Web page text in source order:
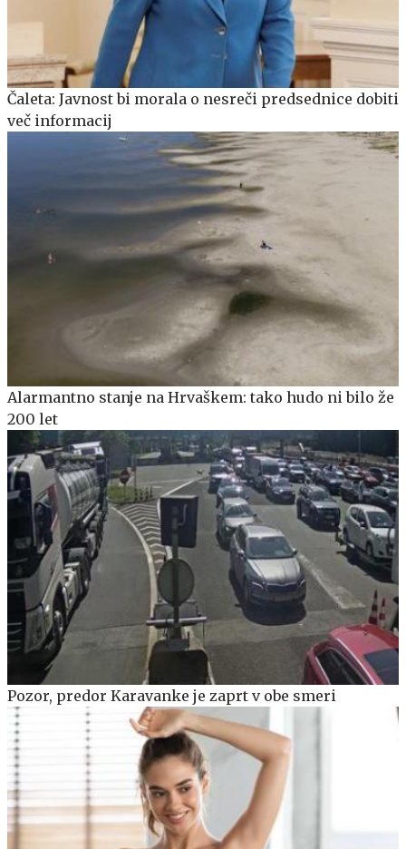
Čaleta: Javnost bi morala o nesreči predsednice dobiti
več informacij
Alarmantno stanje na Hrvaškem: tako hudo ni bilo že
200 let
Pozor, predor Karavanke je zaprt v obe smeri